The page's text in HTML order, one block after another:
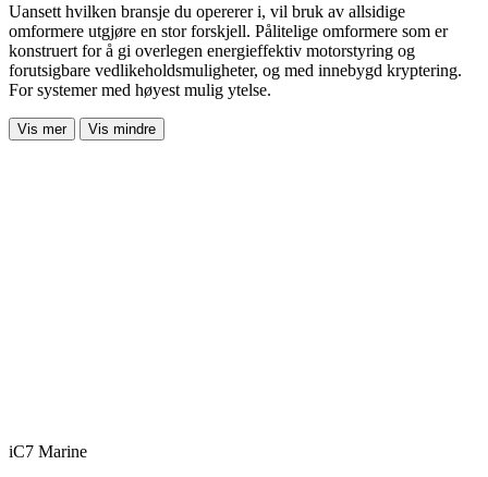
Uansett hvilken bransje du opererer i, vil bruk av allsidige
omformere utgjøre en stor forskjell. Pålitelige omformere som er
konstruert for å gi overlegen energieffektiv motorstyring og
forutsigbare vedlikeholdsmuligheter, og med innebygd kryptering.
For systemer med høyest mulig ytelse.
Vis mer Vis mindre
iC7 Marine